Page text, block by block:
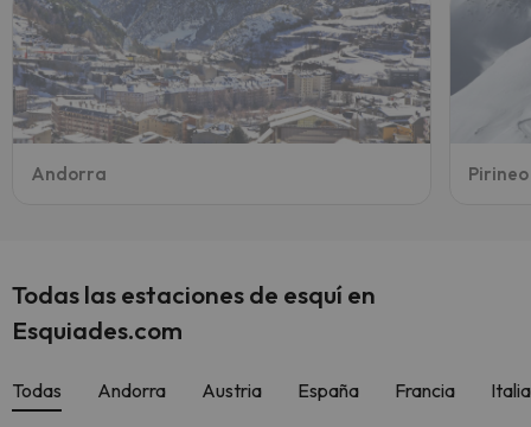
Andorra
Todas las estaciones de esquí en
Esquiades.com
Todas Andorra Austria España Francia Italia